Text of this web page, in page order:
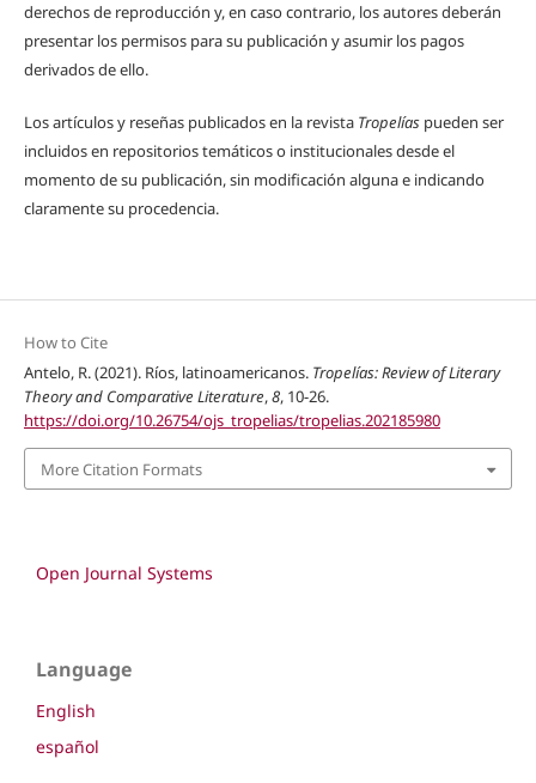
derechos de reproducción y, en caso contrario, los autores deberán
presentar los permisos para su publicación y asumir los pagos
derivados de ello.
Los artículos y reseñas publicados en la revista Tropelíaspueden ser
incluidos en repositorios temáticos o institucionales desde el
momento de su publicación, sin modificación alguna e indicando
claramente su procedencia.
How to Cite
Antelo, R. (2021). Ríos, latinoamericanos. Tropelías: Review of Literary
Theory and Comparative Literature,8, 10-26.
https://doi.org/10.26754/ojs_tropelias/tropelias.202185980
More Citation Formats
Open Journal Systems
Language
English
español